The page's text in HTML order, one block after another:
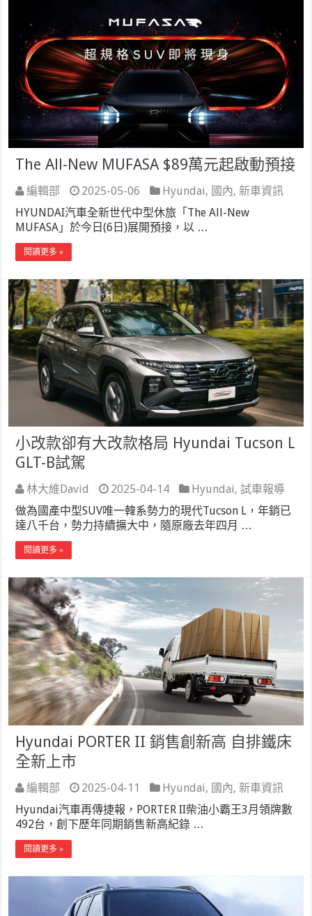
The All-New MUFASA $89萬元起啟動預接
編輯部 2025-05-06 Hyundai, 國內,新車資訊
HYUNDAI汽車全新世代中型休旅「The All-New
MUFASA」於今日(6日)展開預接，以 …
閱讀更多 »
小改款卻有大改款格局 Hyundai Tucson L
GLT-B試駕
林大維David 2025-04-14 Hyundai,試車報導
做為國產中型SUV唯一韓系勢力的現代Tucson L，年銷已
達八千台，勢力持續擴大中，隨原廠去年四月 …
閱讀更多 »
Hyundai PORTER II 銷售創新高 自排鐵床
全新上市
編輯部 2025-04-11 Hyundai, 國內,新車資訊
Hyundai汽車再傳捷報，PORTER II柴油小霸王3月領牌數
492台，創下歷年同期銷售新高紀錄 …
閱讀更多 »